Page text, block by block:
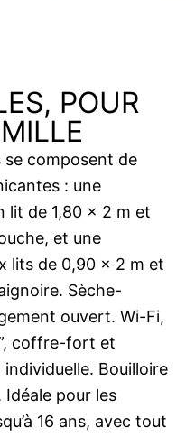
POUR
se composent de
: une
lit de 1,80 x 2 m et
et une
lits de 0,90 x 2 m et
Sèche-
ouvert. Wi-Fi,
coffre-fort et
Bouilloire
pour les
16 ans, avec tout